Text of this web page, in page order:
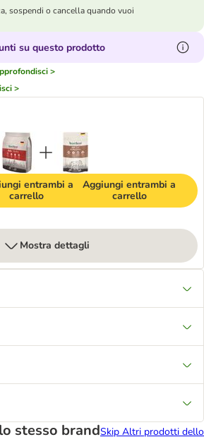
sospendi o cancella quando vuoi
su questo prodotto
>
>
entrambi a
carrello
Aggiungi entrambi a
carrello
Mostra dettagli
stesso brandSkip Altri prodotti dello